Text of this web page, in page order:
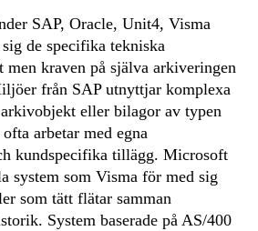
SAP, Oracle, Unit4, Visma
de specifika tekniska
men kraven på själva arkiveringen
från SAP utnyttjar komplexa
eller bilagor av typen
arbetar med egna
kundspecifika tillägg. Microsoft
system som Visma för med sig
som tätt flätar samman
System baserade på AS/400